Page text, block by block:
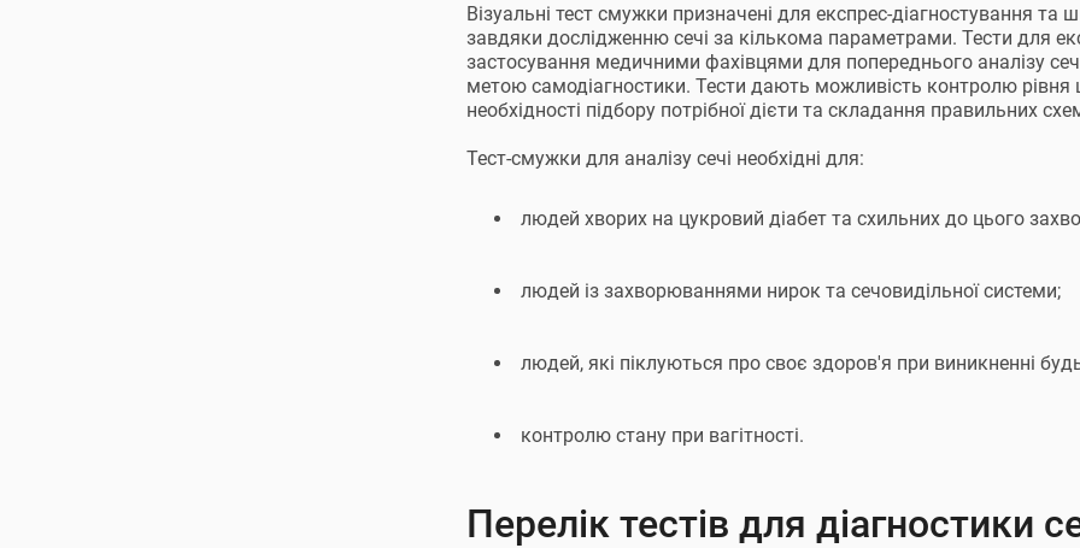
Візуальні тест смужки призначені для експрес-діагностування та
завдяки дослідженню сечі за кількома параметрами. Тести для
застосування медичними фахівцями для попереднього аналізу
метою самодіагностики. Тести дають можливість контролю рівня
необхідності підбору потрібної дієти та складання правильних
Тест-смужки для аналізу сечі необхідні для:
людей хворих на цукровий діабет та схильних до цього
людей із захворюваннями нирок та сечовидільної системи;
людей, які піклуються про своє здоров'я при виникненні
контролю стану при вагітності.
Перелік тестів для діагностики